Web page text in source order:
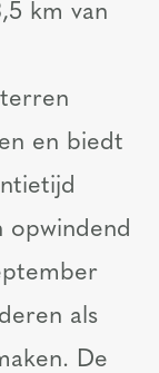
km van
en biedt
opwindend
als
De